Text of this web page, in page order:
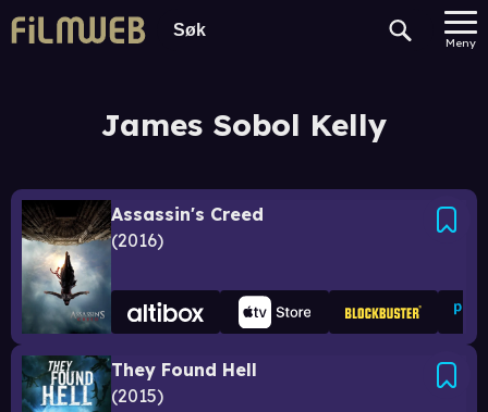
Meny
James Sobol Kelly
Assassin's Creed
2016
They Found Hell
2015